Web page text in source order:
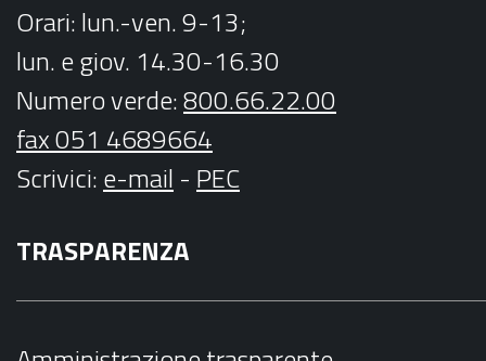
Orari: lun.-ven. 9-13;
lun. e giov. 14.30-16.30
Numero verde:800.66.22.00
fax 051 4689664
Scrivici:e-mail - PEC
TRASPARENZA